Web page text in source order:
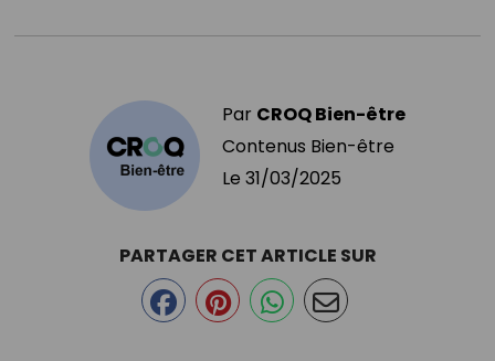
Par CROQ Bien-être
Contenus Bien-être
Le 31/03/2025
PARTAGER CET ARTICLE SUR